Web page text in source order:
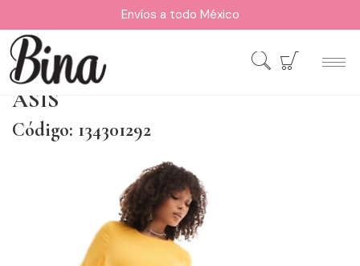
Envíos a todo México
ASIS
Código: 134301292